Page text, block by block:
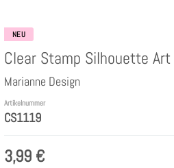
NEU
Clear Stamp Silhouette
Marianne Design
Artikelnummer
CS1119
3,99 €